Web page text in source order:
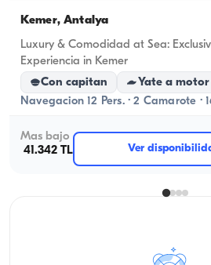
Kemer, Antalya
Luxury & Comodidad at Sea:
Experiencia in Kemer
Con capitan
Yate a motor
Navegacion 12 Pers. · 2 Camarote ·
Mas bajo
41.342 TL
Ver